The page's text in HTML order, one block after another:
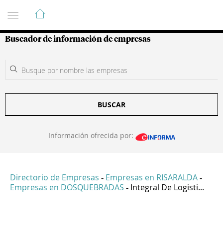
Guía de Empresas Colombianas
Buscador de información de empresas
BUSCAR
Información ofrecida por:
Directorio de Empresas - Empresas en RISARALDA -
Empresas en DOSQUEBRADAS - Integral De Logisti...